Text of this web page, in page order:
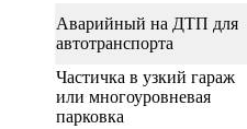
Аварийный на ДТП для
автотранспорта
Частичка в узкий гараж
или многоуровневая
парковка